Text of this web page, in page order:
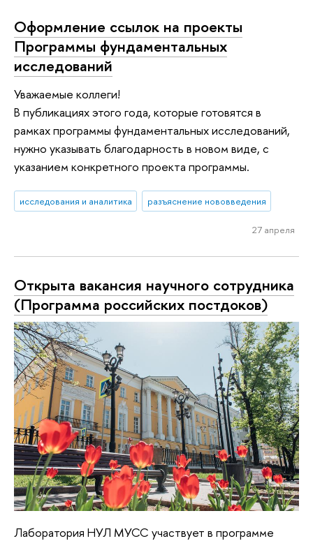
Оформление ссылок на проекты
Программы фундаментальных
исследований
Уважаемые коллеги!
В публикациях этого года, которые готовятся в
рамках программы фундаментальных исследований,
нужно указывать благодарность в новом виде, с
указанием конкретного проекта программы.
исследования и аналитика разъяснение нововведения
27 апреля
Открыта вакансия научного сотрудника
(Программа российских постдоков)
Лаборатория НУЛ МУСС участвует в программе